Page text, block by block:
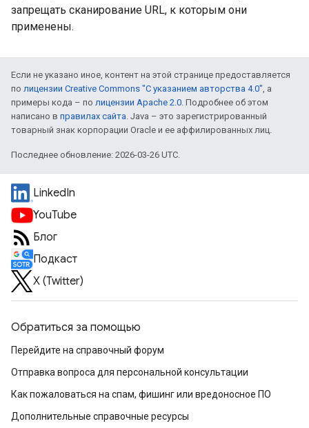
запрещать сканирование URL, к которым они
применены.
Если не указано иное, контент на этой странице предоставляется
по лицензии Creative Commons "С указанием авторства 4.0", а
примеры кода – по лицензии Apache 2.0. Подробнее об этом
написано в правилах сайта. Java – это зарегистрированный
товарный знак корпорации Oracle и ее аффилированных лиц.
Последнее обновление: 2026-03-26 UTC.
LinkedIn
YouTube
Блог
Подкаст
X (Twitter)
Обратиться за помощью
Перейдите на справочный форум
Отправка вопроса для персональной консультации
Как пожаловаться на спам, фишинг или вредоносное ПО
Дополнительные справочные ресурсы